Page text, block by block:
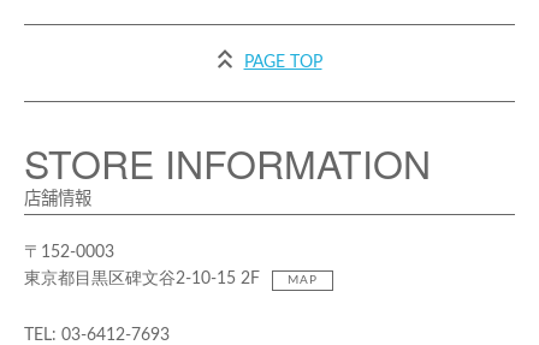
PAGE TOP
STORE INFORMATION
店舗情報
〒152-0003
東京都目黒区碑文谷2-10-15 2F
MAP
TEL: 03-6412-7693